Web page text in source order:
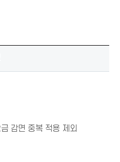
감면 중복 적용 제외